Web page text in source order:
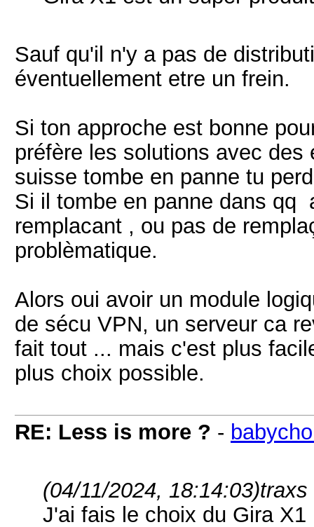
Sauf qu'il n'y a pas de
éventuellement etre un frein.
Si ton approche est bonne
préfère les solutions avec
suisse tombe en panne tu
Si il tombe en panne dans qq
remplacant , ou pas de
problèmatique.
Alors oui avoir un module
de sécu VPN, un serveur ca
fait tout ... mais c'est plus
plus choix possible.
RE: Less is more ? -
(04/11/2024, 18:14:03)
J'ai fais le choix du Gira